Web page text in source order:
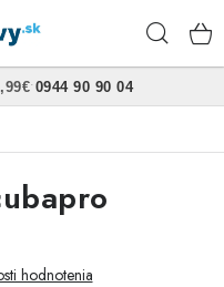
• 0944 90 90 04
hodnotenia